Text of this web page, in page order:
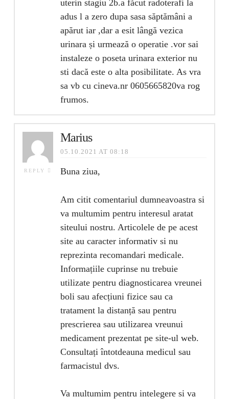
uterin stagiu 2b.a făcut radoterafi la
adus l a zero dupa sasa săptămâni a
apărut iar ,dar a esit lângă vezica
urinara și urmează o operatie .vor sai
instaleze o poseta urinara exterior nu
sti dacă este o alta posibilitate. As vra
sa vb cu cineva.nr 0605665820va rog
frumos.
REPLY
Marius
05.10.2021 AT 08:18
Buna ziua,
Am citit comentariul dumneavoastra si
va multumim pentru interesul aratat
siteului nostru. Articolele de pe acest
site au caracter informativ si nu
reprezinta recomandari medicale.
Informațiile cuprinse nu trebuie
utilizate pentru diagnosticarea vreunei
boli sau afecțiuni fizice sau ca
tratament la distanță sau pentru
prescrierea sau utilizarea vreunui
medicament prezentat pe site-ul web.
Consultați întotdeauna medicul sau
farmacistul dvs.
Va multumim pentru intelegere si va